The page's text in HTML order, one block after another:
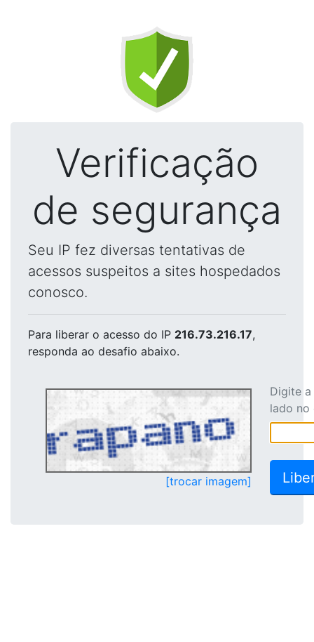
Verificação
de segurança
Seu IP fez diversas tentativas de
acessos suspeitos a sites hospedados
conosco.
Para liberar o acesso do IP 216.73.216.17,
responda ao desafio abaixo.
[trocar imagem]
Digite
lado no